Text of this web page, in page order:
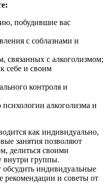
побудившие вас
с соблазнами и
связанных с алкоголизмом;
себе и своим
контроля и
алкоголизма и
как индивидуально,
занятия позволяют
делиться своими
внутри группы.
индивидуальные
рекомендации и советы от